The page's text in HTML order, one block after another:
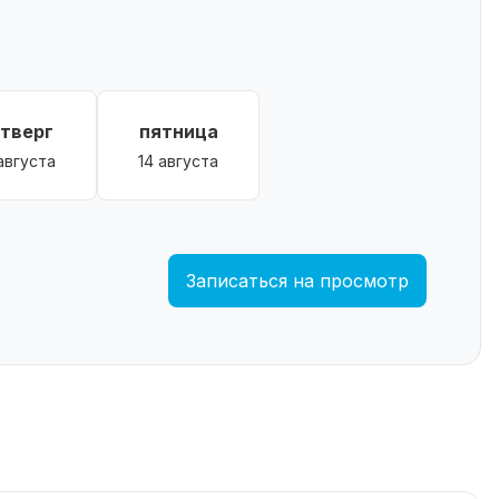
пятница
14 августа
Записаться на просмотр